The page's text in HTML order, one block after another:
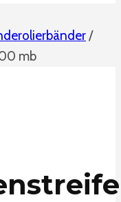
/
mb